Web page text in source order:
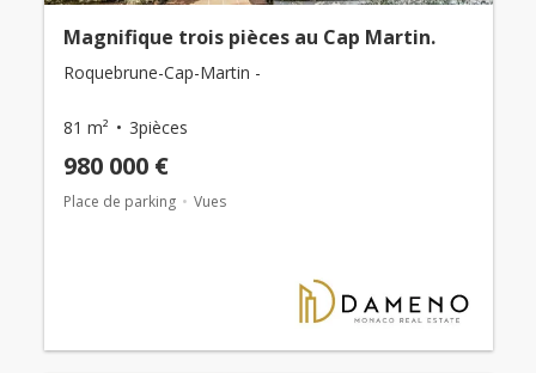
Magnifique trois pièces au Cap Martin.
Roquebrune-Cap-Martin -
81 m² 3pièces
980 000 €
Place de parking Vues